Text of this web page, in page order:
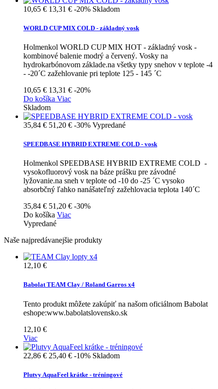
10,65 € 13,31 € -20% Skladom
WORLD CUP MIX COLD - základný vosk
Holmenkol WORLD CUP MIX HOT - základný vosk -
kombinové balenie modrý a červený. Vosky na
hydrokarbónovom základe.na všetky typy snehov v teplote -4
- -20´C zažehlovanie pri teplote 125 - 145 ´C
10,65 € 13,31 € -20%
Do košíka Viac
Skladom
35,84 € 51,20 € -30% Vypredané
SPEEDBASE HYBRID EXTREME COLD - vosk
Holmenkol SPEEDBASE HYBRID EXTREME COLD -
vysokofluorový vosk na báze prášku pre závodné
lyžovanie.na sneh v teplote od -10 do -25 ´C vysoko
absorbčný ľahko nanášateľný zažehlovacia teplota 140´C
35,84 € 51,20 € -30%
Do košíka Viac
Vypredané
Naše najpredávanejšie produkty
12,10 €
Babolat TEAM Clay / Roland Garros x4
Tento produkt môžete zakúpiť na našom oficiálnom Babolat
eshope:www.babolatslovensko.sk
12,10 €
Viac
22,86 € 25,40 € -10% Skladom
Plutvy AquaFeel krátke - tréningové